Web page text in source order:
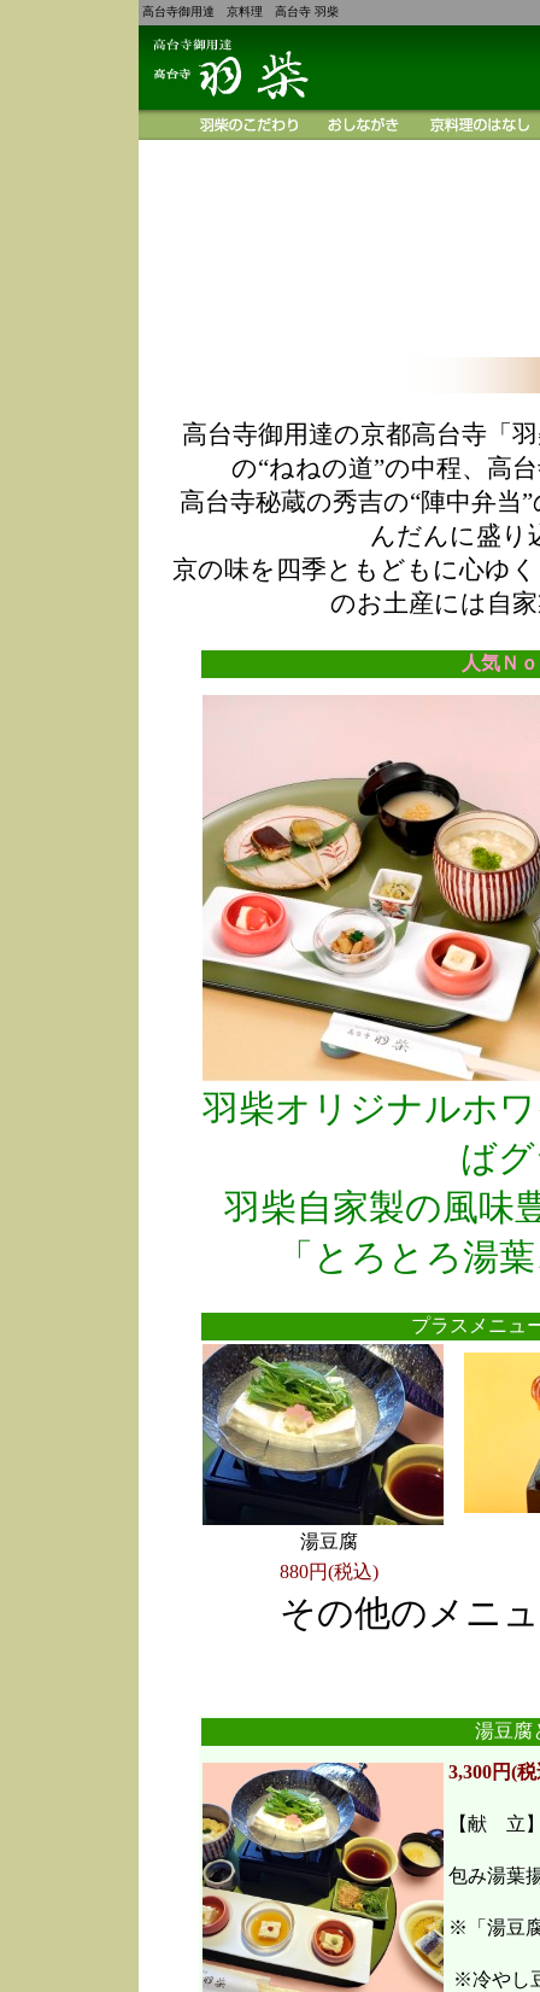
高台寺御用達 京料理 高台寺 羽柴
高台寺御用達の京都高台寺「
の“ねねの道”の中程、高
高台寺秘蔵の秀吉の“陣中弁
んだんに盛り
京の味を四季ともどもに心ゆ
のお土産には自
人気Ｎ
羽柴オリジナルホ
ば
羽柴自家製の風味
「とろとろ湯
プラスメニ
湯豆腐
880円(税込)
その他のメニ
湯豆腐
3,300円(
【献 立
包み湯葉
※「湯豆
※冷やし